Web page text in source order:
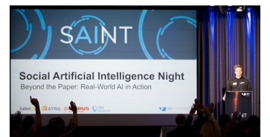
Von der Forschung zur Anwendung: KI in der realen Welt